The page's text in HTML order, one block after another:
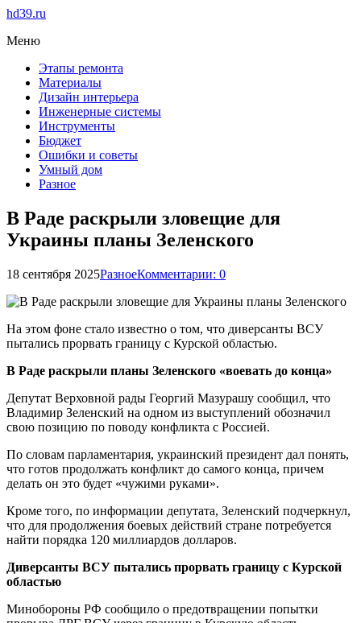
hd39.ru
Меню
Этапы ремонта
Материалы
Дизайн интерьера
Инженерные системы
Инструменты
Бюджет
Ошибки и советы
Умный дом
Разное
В Раде раскрыли зловещие для
Украины планы Зеленского
18 сентября 2025РазноеКомментарии: 0
На этом фоне стало известно о том, что диверсанты ВСУ
пытались прорвать границу с Курской областью.
В Раде раскрыли планы Зеленского «воевать до конца»
Депутат Верховной рады Георгий Мазурашу сообщил, что
Владимир Зеленский на одном из выступлений обозначил
свою позицию по поводу конфликта с Россией.
По словам парламентария, украинский президент дал понять,
что готов продолжать конфликт до самого конца, причем
делать он это будет «чужими руками».
Кроме того, по информации депутата, Зеленский подчеркнул,
что для продолжения боевых действий стране потребуется
найти порядка 120 миллиардов долларов.
Диверсанты ВСУ пытались прорвать границу с Курской
областью
Минобороны РФ сообщило о предотвращении попытки